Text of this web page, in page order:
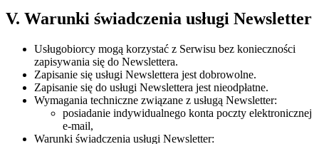
V. Warunki świadczenia usługi Newsletter
Usługobiorcy mogą korzystać z Serwisu bez konieczności
zapisywania się do Newslettera.
Zapisanie się usługi Newslettera jest dobrowolne.
Zapisanie się do usługi Newslettera jest nieodpłatne.
Wymagania techniczne związane z usługą Newsletter:
posiadanie indywidualnego konta poczty elektronicznej
e-mail,
Warunki świadczenia usługi Newsletter: